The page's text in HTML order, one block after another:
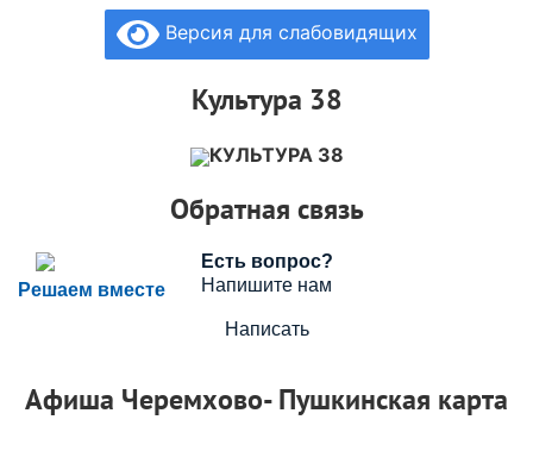
Версия для слабовидящих
Культура 38
КУЛЬТУРА 38
Обратная связь
Решаем вместе
Есть вопрос?
Напишите нам
Написать
Афиша Черемхово- Пушкинская карта